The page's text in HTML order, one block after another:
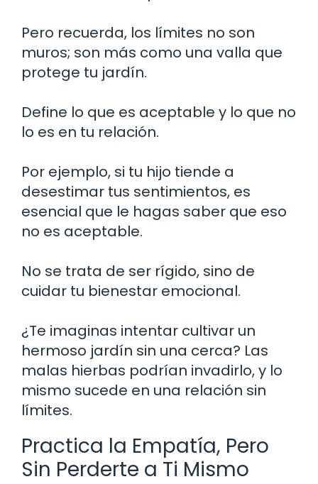
Pero recuerda, los límites no son
muros; son más como una valla que
protege tu jardín.
Define lo que es aceptable y lo que no
lo es en tu relación.
Por ejemplo, si tu hijo tiende a
desestimar tus sentimientos, es
esencial que le hagas saber que eso
no es aceptable.
No se trata de ser rígido, sino de
cuidar tu bienestar emocional.
¿Te imaginas intentar cultivar un
hermoso jardín sin una cerca? Las
malas hierbas podrían invadirlo, y lo
mismo sucede en una relación sin
límites.
Practica la Empatía, Pero
Sin Perderte a Ti Mismo